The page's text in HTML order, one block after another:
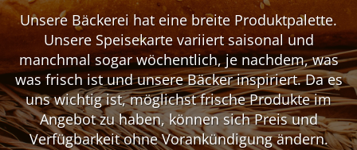
Unsere Bäckerei hat eine breite Produktpalette.
Unsere Speisekarte variiert saisonal und
manchmal sogar wöchentlich, je nachdem, was
was frisch ist und unsere Bäcker inspiriert. Da es
uns wichtig ist, möglichst frische Produkte im
Angebot zu haben, können sich Preis und
Verfügbarkeit ohne Vorankündigung ändern.